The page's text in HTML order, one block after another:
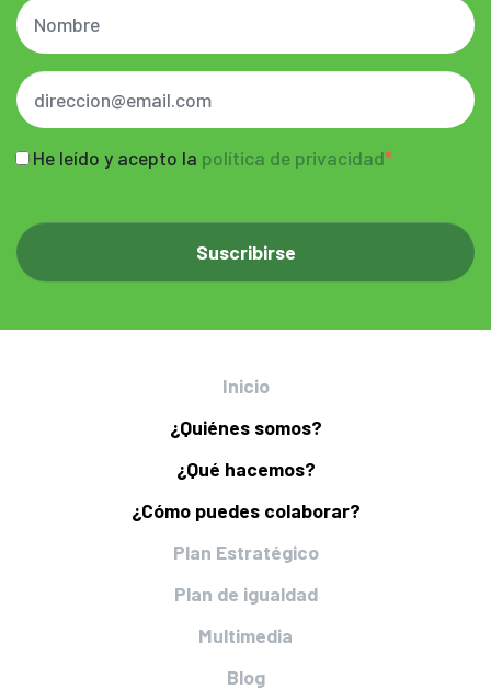
He leído y acepto la política de privacidad
Inicio
¿Quiénes somos?
¿Qué hacemos?
¿Cómo puedes colaborar?
Plan Estratégico
Plan de igualdad
Multimedia
Blog